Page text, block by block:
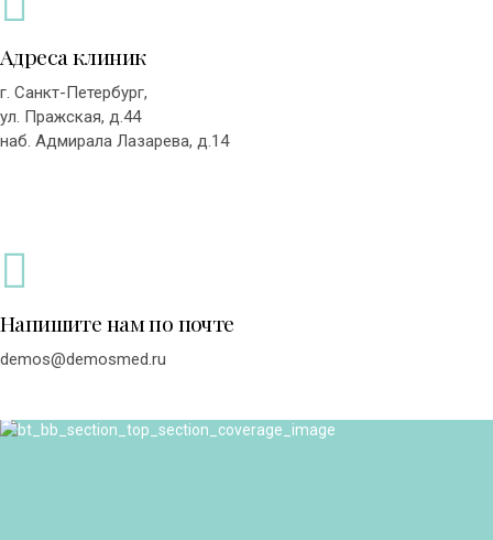
Адреса клиник
г. Санкт-Петербург,
ул. Пражская, д.44
наб. Адмирала Лазарева, д.14
Напишите нам по почте
demos@demosmed.ru